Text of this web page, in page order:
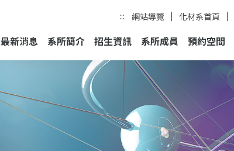
::: 網站導覽 化材系首頁
最新消息 系所簡介 招生資訊 系所成員 預約空間